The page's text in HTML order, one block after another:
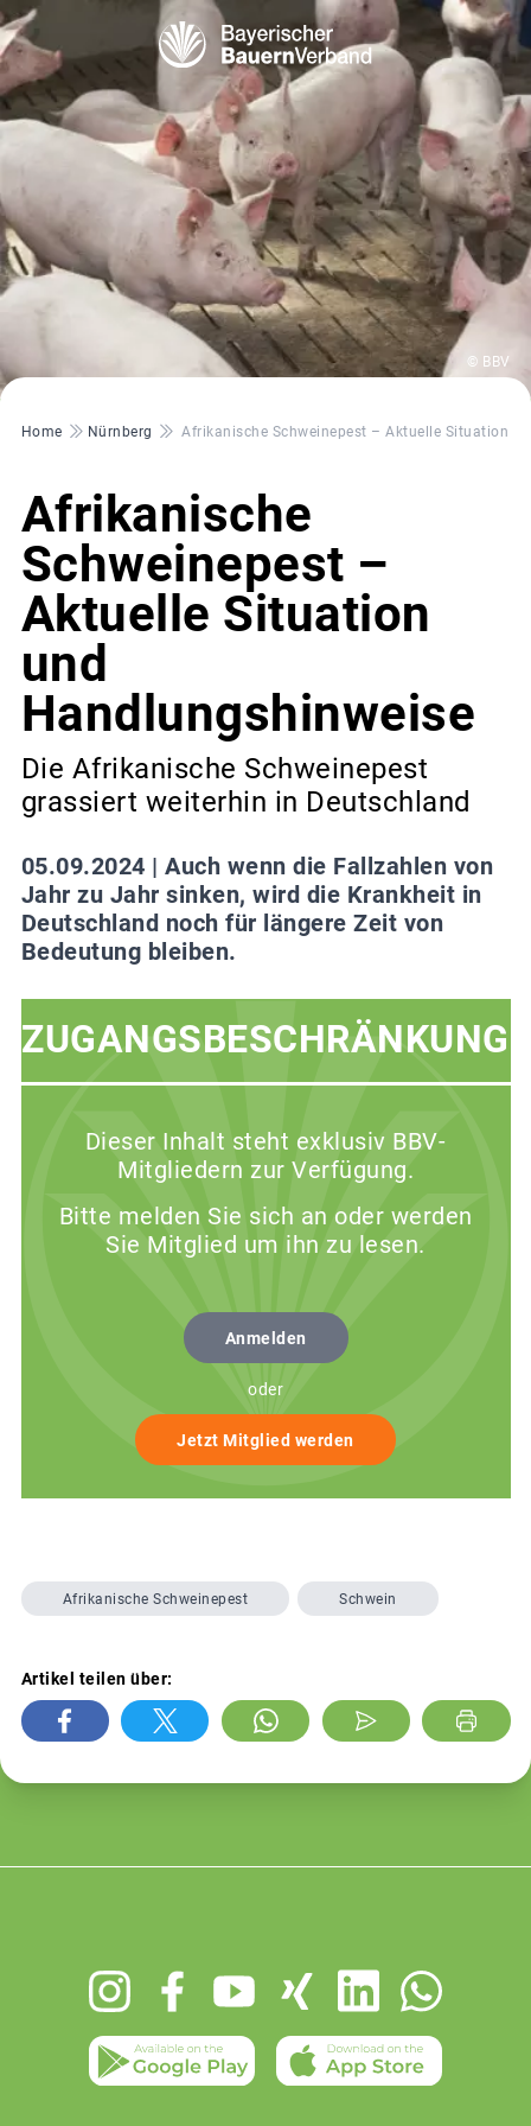
© BBV
Pfadnavigation
Home Nürnberg Afrikanische Schweinepest – Aktuelle Situation
Afrikanische
Schweinepest –
Aktuelle Situation
und
Handlungshinweise
Die Afrikanische Schweinepest
grassiert weiterhin in Deutschland
05.09.2024 | Auch wenn die Fallzahlen von
Jahr zu Jahr sinken, wird die Krankheit in
Deutschland noch für längere Zeit von
Bedeutung bleiben.
ZUGANGSBESCHRÄNKUNG
Dieser Inhalt steht exklusiv BBV-
Mitgliedern zur Verfügung.
Bitte melden Sie sich an oder werden
Sie Mitglied um ihn zu lesen.
Anmelden
oder
Jetzt Mitglied werden
Afrikanische Schweinepest Schwein
Artikel teilen über: